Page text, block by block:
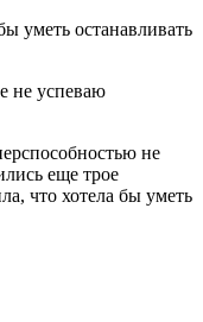
уметь останавливать
не успеваю
не
еще трое
что хотела бы уметь